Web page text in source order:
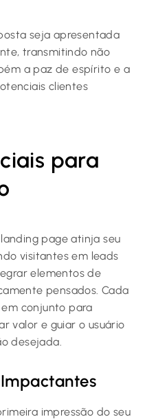
seja apresentada
transmitindo não
a paz de espírito e a
clientes
para
page atinja seu
visitantes em leads
elementos de
pensados. Cada
conjunto para
valor e guiar o usuário
desejada.
impressão do seu